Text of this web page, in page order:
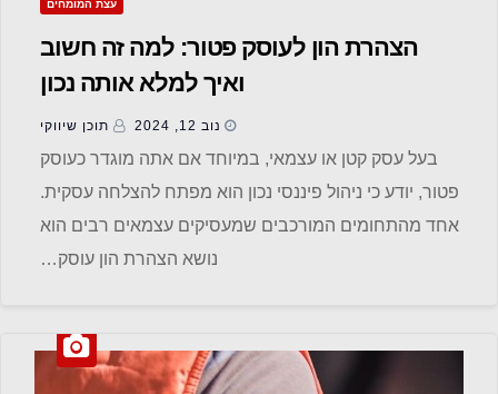
עצת המומחים
הצהרת הון לעוסק פטור: למה זה חשוב
ואיך למלא אותה נכון
נוב 12, 2024 תוכן שיווקי
בעל עסק קטן או עצמאי, במיוחד אם אתה מוגדר כעוסק
פטור, יודע כי ניהול פיננסי נכון הוא מפתח להצלחה עסקית.
אחד מהתחומים המורכבים שמעסיקים עצמאים רבים הוא
נושא הצהרת הון עוסק…